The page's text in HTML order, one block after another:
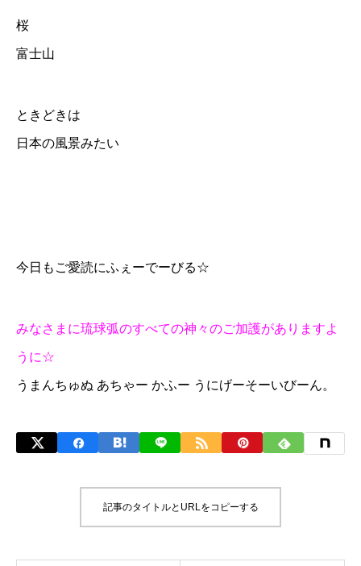
桜
富士山
ときどきは
日本の風景みたい
今日もご愛読にふぇーでーびる☆
みなさまに琉球弧のすべての神々のご加護がありますよ
うに☆
うまんちゅぬ あちゃー かふー うにげーそーいびーん。
記事のタイトルとURLをコピーする